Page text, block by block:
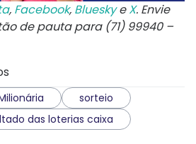
, Facebook, BlueskyeX. Envie
de pauta para (71) 99940 –
sorteio
das loterias caixa